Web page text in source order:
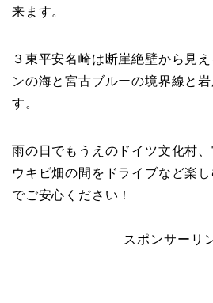
来ます。
３東平安名崎は断崖絶壁から見
ンの海と宮古ブルーの境界線と
す。
雨の日でもうえのドイツ文化村
ウキビ畑の間をドライブなど楽
でご安心ください！
スポンサーリ